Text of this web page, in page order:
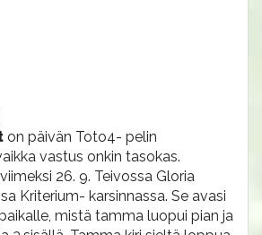
on päivän Toto4- pelin
vastus onkin tasokas.
26. 9. Teivossa Gloria
Kriterium- karsinnassa. Se avasi
mistä tamma luopui pian ja